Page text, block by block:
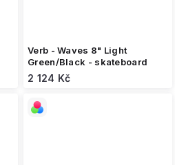
Verb - Waves 8" Light
Green/Black - skateboard
2 124 Kč